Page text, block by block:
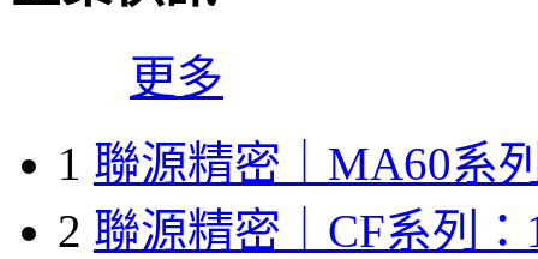
更多
1 聯源精密｜MA60系
2 聯源精密｜CF系列：